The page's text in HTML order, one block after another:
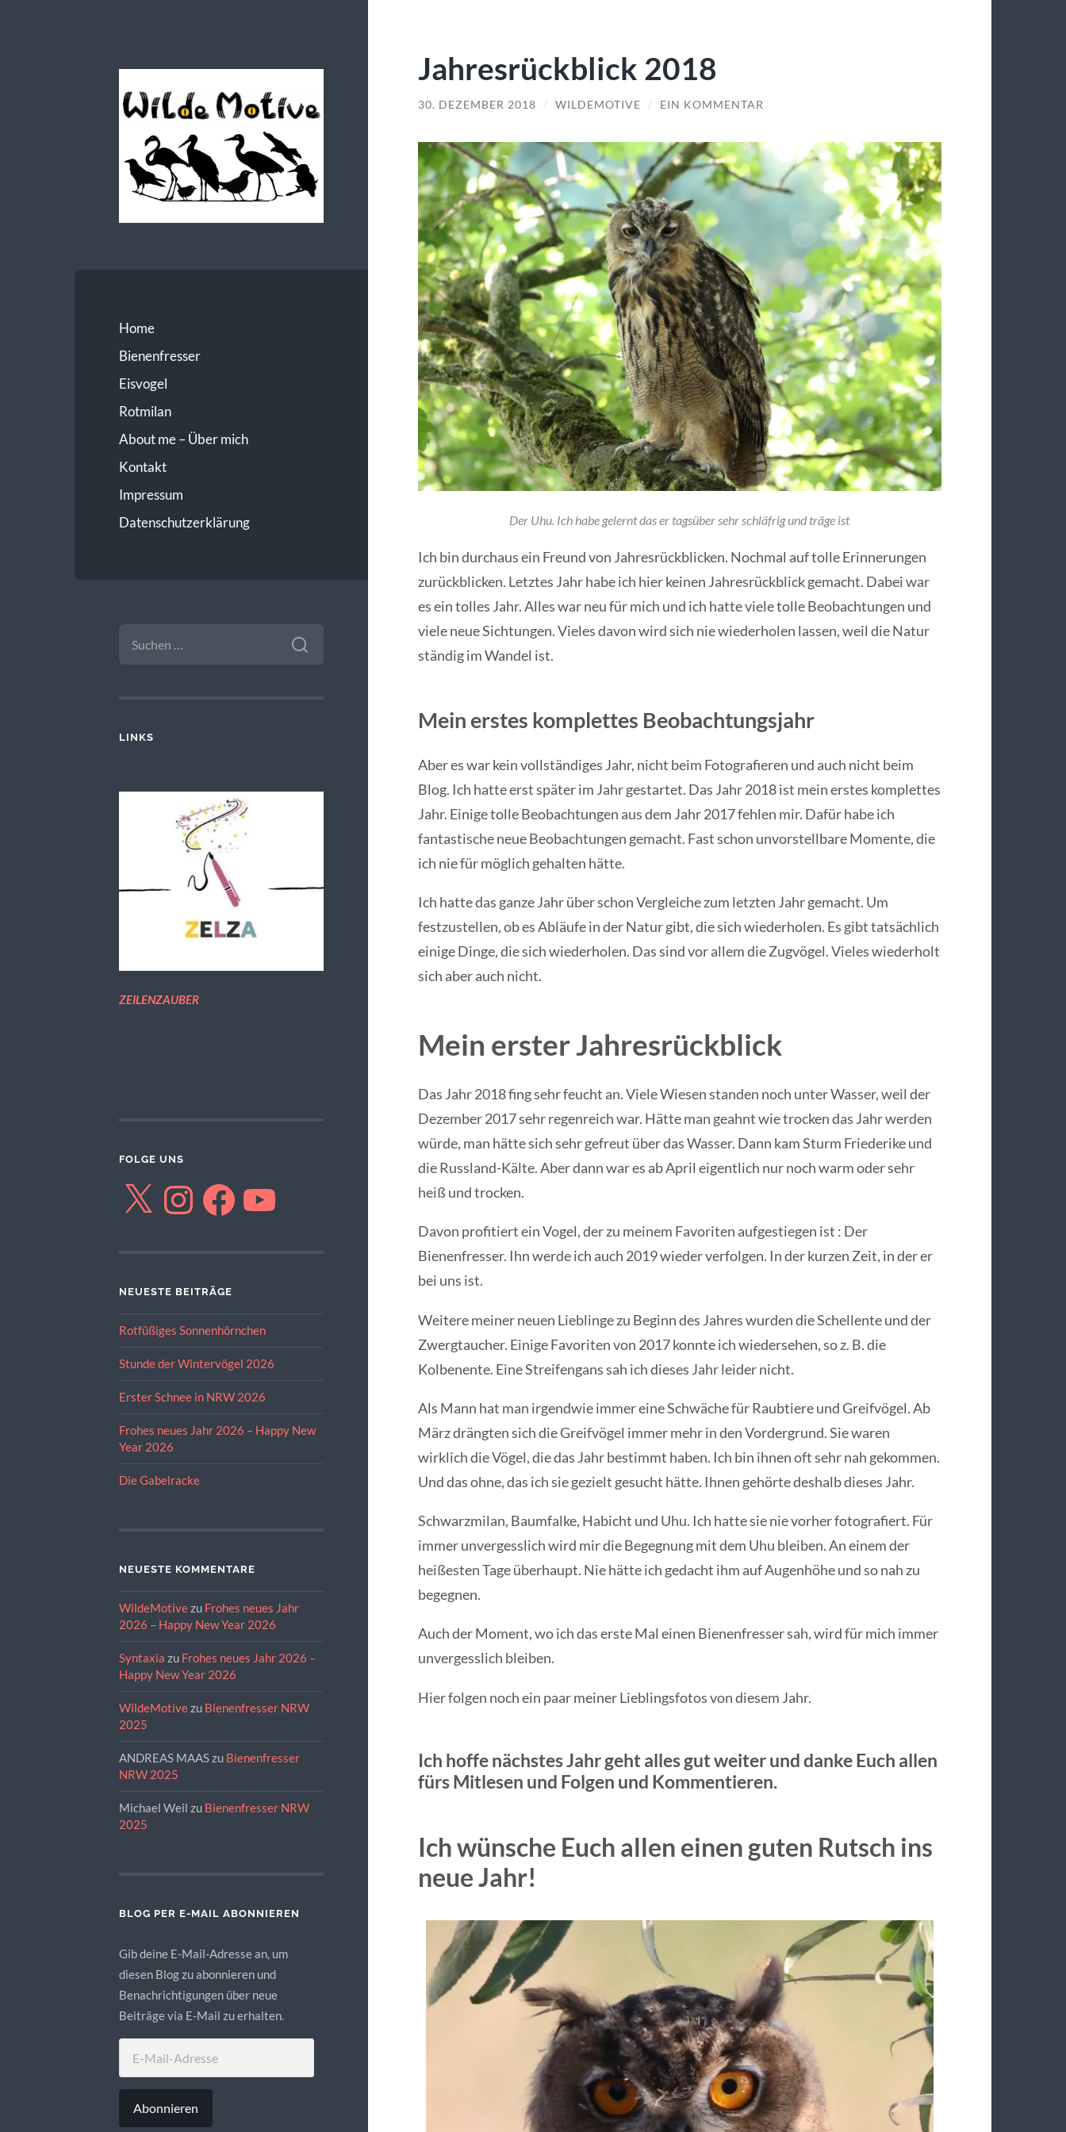
Home
Bienenfresser
Eisvogel
Rotmilan
About me – Über mich
Kontakt
Impressum
Datenschutzerklärung
NACH:
LINKS
ZEILENZAUBER
FOLGE UNS
X InstagramFacebookYouTube
NEUESTE BEITRÄGE
Rotfüßiges Sonnenhörnchen
Stunde der Wintervögel 2026
Erster Schnee in NRW 2026
Frohes neues Jahr 2026 – Happy New
Year 2026
Die Gabelracke
NEUESTE KOMMENTARE
WildeMotivezu Frohes neues Jahr
2026 – Happy New Year 2026
Syntaxia zu Frohes neues Jahr 2026 –
Happy New Year 2026
WildeMotivezu Bienenfresser NRW
2025
ANDREAS MAASzu Bienenfresser
NRW 2025
Michael Weil zu Bienenfresser NRW
2025
BLOG PER E-MAIL ABONNIEREN
Gib deine E-Mail-Adresse an, um
diesen Blog zu abonnieren und
Benachrichtigungen über neue
Beiträge via E-Mail zu erhalten.
MAIL-
ADRESSE
Abonnieren
Jahresrückblick 2018
30. DEZEMBER 2018 / WILDEMOTIVE / EIN KOMMENTAR
Der Uhu. Ich habe gelernt das er tagsüber sehr schläfrig und träge ist
Ich bin durchaus ein Freund von Jahresrückblicken. Nochmal auf tolle Erinnerungen
zurückblicken. Letztes Jahr habe ich hier keinen Jahresrückblick gemacht. Dabei war
es ein tolles Jahr. Alles war neu für mich und ich hatte viele tolle Beobachtungen und
viele neue Sichtungen. Vieles davon wird sich nie wiederholen lassen, weil die Natur
ständig im Wandel ist.
Mein erstes komplettes Beobachtungsjahr
Aber es war kein vollständiges Jahr, nicht beim Fotografieren und auch nicht beim
Blog. Ich hatte erst später im Jahr gestartet. Das Jahr 2018 ist mein erstes komplettes
Jahr. Einige tolle Beobachtungen aus dem Jahr 2017 fehlen mir. Dafür habe ich
fantastische neue Beobachtungen gemacht. Fast schon unvorstellbare Momente, die
ich nie für möglich gehalten hätte.
Ich hatte das ganze Jahr über schon Vergleiche zum letzten Jahr gemacht. Um
festzustellen, ob es Abläufe in der Natur gibt, die sich wiederholen. Es gibt tatsächlich
einige Dinge, die sich wiederholen. Das sind vor allem die Zugvögel. Vieles wiederholt
sich aber auch nicht.
Mein erster Jahresrückblick
Das Jahr 2018 fing sehr feucht an. Viele Wiesen standen noch unter Wasser, weil der
Dezember 2017 sehr regenreich war. Hätte man geahnt wie trocken das Jahr werden
würde, man hätte sich sehr gefreut über das Wasser. Dann kam Sturm Friederike und
die Russland-Kälte. Aber dann war es ab April eigentlich nur noch warm oder sehr
heiß und trocken.
Davon profitiert ein Vogel, der zu meinem Favoriten aufgestiegen ist : Der
Bienenfresser. Ihn werde ich auch 2019 wieder verfolgen. In der kurzen Zeit, in der er
bei uns ist.
Weitere meiner neuen Lieblinge zu Beginn des Jahres wurden die Schellente und der
Zwergtaucher. Einige Favoriten von 2017 konnte ich wiedersehen, so z. B. die
Kolbenente. Eine Streifengans sah ich dieses Jahr leider nicht.
Als Mann hat man irgendwie immer eine Schwäche für Raubtiere und Greifvögel. Ab
März drängten sich die Greifvögel immer mehr in den Vordergrund. Sie waren
wirklich die Vögel, die das Jahr bestimmt haben. Ich bin ihnen oft sehr nah gekommen.
Und das ohne, das ich sie gezielt gesucht hätte. Ihnen gehörte deshalb dieses Jahr.
Schwarzmilan, Baumfalke, Habicht und Uhu. Ich hatte sie nie vorher fotografiert. Für
immer unvergesslich wird mir die Begegnung mit dem Uhu bleiben. An einem der
heißesten Tage überhaupt. Nie hätte ich gedacht ihm auf Augenhöhe und so nah zu
begegnen.
Auch der Moment, wo ich das erste Mal einen Bienenfresser sah, wird für mich immer
unvergesslich bleiben.
Hier folgen noch ein paar meiner Lieblingsfotos von diesem Jahr.
Ich hoffe nächstes Jahr geht alles gut weiter und danke Euch allen
fürs Mitlesen und Folgen und Kommentieren.
Ich wünsche Euch allen einen guten Rutsch ins
neue Jahr!